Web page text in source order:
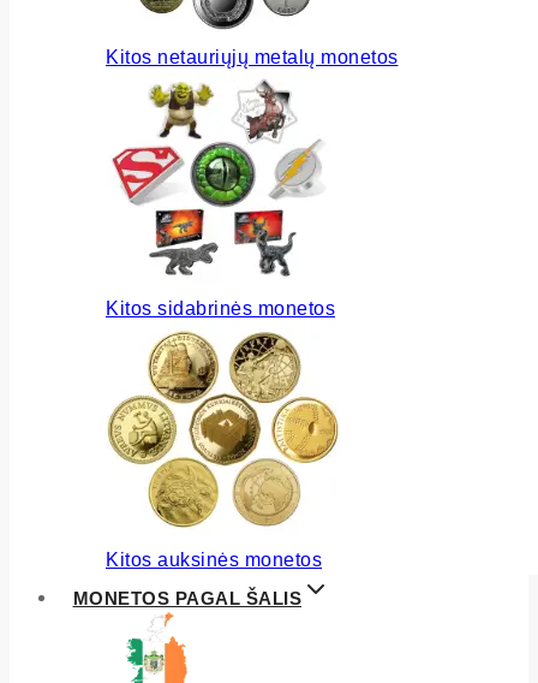
Kitos netauriųjų metalų monetos
Kitos sidabrinės monetos
Kitos auksinės monetos
MONETOS PAGAL ŠALIS